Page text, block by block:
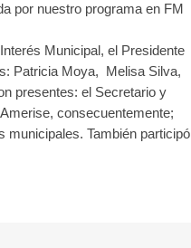
por nuestro programa en FM
Municipal, el Presidente
Patricia Moya, Melisa Silva,
presentes: el Secretario y
consecuentemente;
municipales. También participó